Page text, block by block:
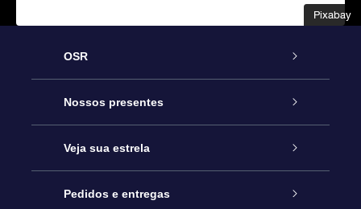
Pixabay
Pixabay
OSR
Serviço
Entre em contato conosco
Blog
Nossos presentes
Presente estrelar on-line
Pacote de presente da OSR
Veja sua estrela
Star Register
Pedidos e entregas